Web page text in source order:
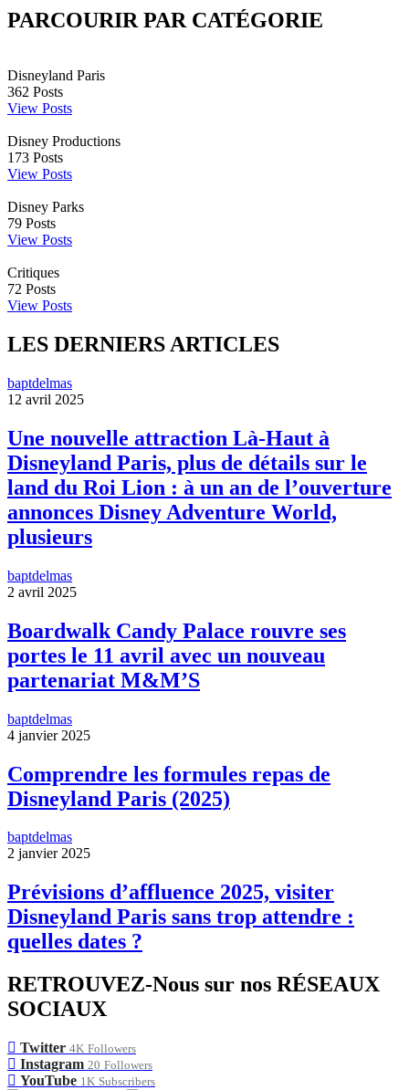
PARCOURIR PAR CATÉGORIE
Disneyland Paris
362 Posts
View Posts
Disney Productions
173 Posts
View Posts
Disney Parks
79 Posts
View Posts
Critiques
72 Posts
View Posts
LES DERNIERS ARTICLES
baptdelmas
12 avril 2025
Une nouvelle attraction Là-Haut à
Disneyland Paris, plus de détails sur le
land du Roi Lion : à un an de l’ouverture
annonces Disney Adventure World,
plusieurs
baptdelmas
2 avril 2025
Boardwalk Candy Palace rouvre ses
portes le 11 avril avec un nouveau
partenariat M&M’S
baptdelmas
4 janvier 2025
Comprendre les formules repas de
Disneyland Paris (2025)
baptdelmas
2 janvier 2025
Prévisions d’affluence 2025, visiter
Disneyland Paris sans trop attendre :
quelles dates ?
RETROUVEZ-Nous sur nos RÉSEAUX
SOCIAUX
Twitter 4K Followers
Instagram 20 Followers
YouTube 1K Subscribers